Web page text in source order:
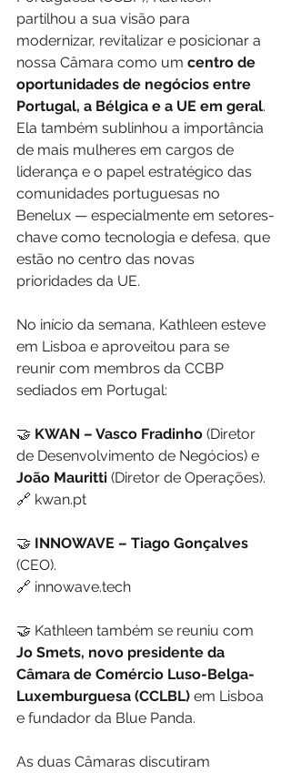
partilhou a sua visão para
modernizar, revitalizar e posicionar a
nossa Câmara como um centro de
oportunidades de negócios entre
Portugal, a Bélgica e a UE em geral.
Ela também sublinhou a importância
de mais mulheres em cargos de
liderança e o papel estratégico das
comunidades portuguesas no
Benelux — especialmente em setores-
chave como tecnologia e defesa, que
estão no centro das novas
prioridades da UE.
No início da semana, Kathleen esteve
em Lisboa e aproveitou para se
reunir com membros da CCBP
sediados em Portugal:
🤝 KWAN – Vasco Fradinho (Diretor
de Desenvolvimento de Negócios) e
João Mauritti (Diretor de Operações).
🔗 kwan.pt
🤝 INNOWAVE – Tiago Gonçalves
(CEO).
🔗 innowave.tech
🤝 Kathleen também se reuniu com
Jo Smets, novo presidente da
Câmara de Comércio Luso-Belga-
Luxemburguesa (CCLBL) em Lisboa
e fundador da Blue Panda.
As duas Câmaras discutiram